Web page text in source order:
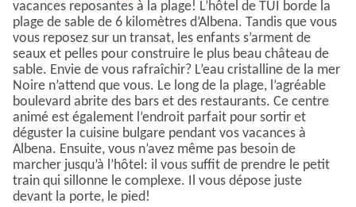
vacances reposantes à la plage! L’hôtel de TUI borde la
plage de sable de 6 kilomètres d’Albena. Tandis que vous
vous reposez sur un transat, les enfants s’arment de
seaux et pelles pour construire le plus beau château de
sable. Envie de vous rafraîchir? L’eau cristalline de la mer
Noire n’attend que vous. Le long de la plage, l’agréable
boulevard abrite des bars et des restaurants. Ce centre
animé est également l’endroit parfait pour sortir et
déguster la cuisine bulgare pendant vos vacances à
Albena. Ensuite, vous n’avez même pas besoin de
marcher jusqu’à l’hôtel: il vous suffit de prendre le petit
train qui sillonne le complexe. Il vous dépose juste
devant la porte, le pied!